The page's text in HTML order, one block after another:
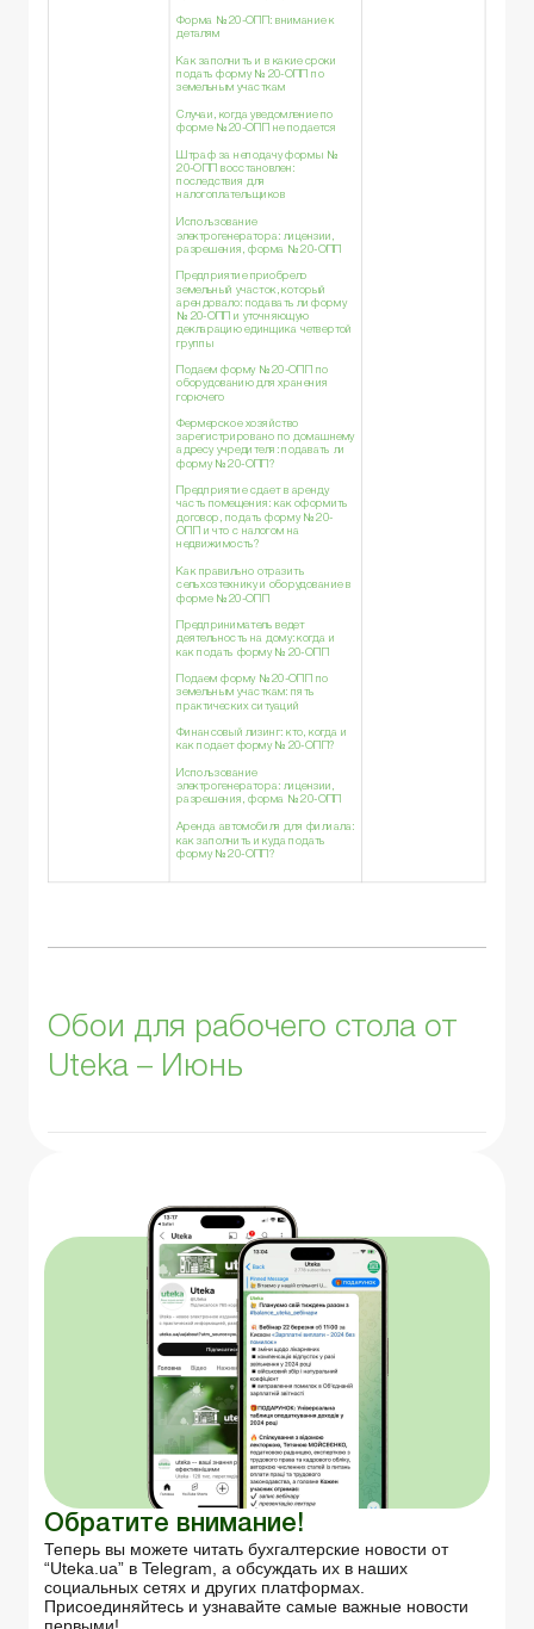
Форма № 20-ОПП: внимание к
деталям
Как заполнить и в какие сроки
подать форму № 20-ОПП по
земельным участкам
Случаи, когда уведомление по
форме № 20-ОПП не подается
Штраф за неподачу формы №
20-ОПП восстановлен:
последствия для
налогоплательщиков
Использование
электрогенератора: лицензии,
разрешения, форма № 20-ОПП
Предприятие приобрело
земельный участок, который
арендовало: подавать ли форму
№ 20-ОПП и уточняющую
декларацию единщика четвертой
группы
Подаем форму № 20-ОПП по
оборудованию для хранения
горючего
Фермерское хозяйство
зарегистрировано по домашнему
адресу учредителя: подавать ли
форму № 20-ОПП?
Предприятие сдает в аренду
часть помещения: как оформить
договор, подать форму № 20-
ОПП и что с налогом на
недвижимость?
Как правильно отразить
сельхозтехнику и оборудование в
форме № 20-ОПП
Предприниматель ведет
деятельность на дому: когда и
как подать форму № 20-ОПП
Подаем форму № 20-ОПП по
земельным участкам: пять
практических ситуаций
Финансовый лизинг: кто, когда и
как подает форму № 20-ОПП?
Использование
электрогенератора: лицензии,
разрешения, форма № 20-ОПП
Аренда автомобиля для филиала:
как заполнить и куда подать
форму № 20-ОПП?
Обои для рабочего стола от
Uteka – Июнь
Обратите внимание!
Теперь вы можете читать бухгалтерские новости от
“Uteka.ua” в Telegram, а обсуждать их в наших
социальных сетях и других платформах.
Присоединяйтесь и узнавайте самые важные новости